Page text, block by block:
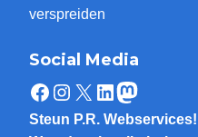
verspreiden
Social Media
Facebook
Instagram
X LinkedIn
Mastodon
Steun P.R. Webservices!